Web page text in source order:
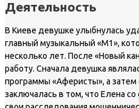
Деятельность
В Киеве девушке улыбнулась
главный музыкальный «M1»,
несколько лет. После «Новый
работу. Сначала девушка
программы «Аферисты», а
заключалась в том, что Елена